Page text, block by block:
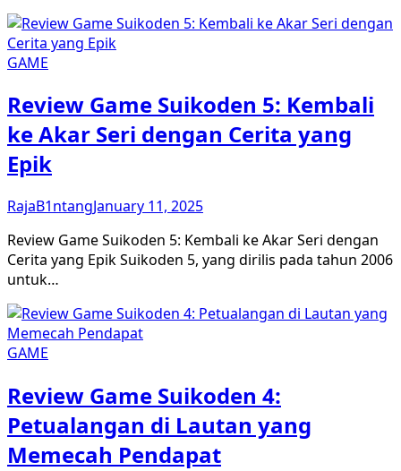
GAME
Review Game Suikoden 5: Kembali
ke Akar Seri dengan Cerita yang
Epik
RajaB1ntangJanuary 11, 2025
Review Game Suikoden 5: Kembali ke Akar Seri dengan
Cerita yang Epik Suikoden 5, yang dirilis pada tahun 2006
untuk…
GAME
Review Game Suikoden 4:
Petualangan di Lautan yang
Memecah Pendapat